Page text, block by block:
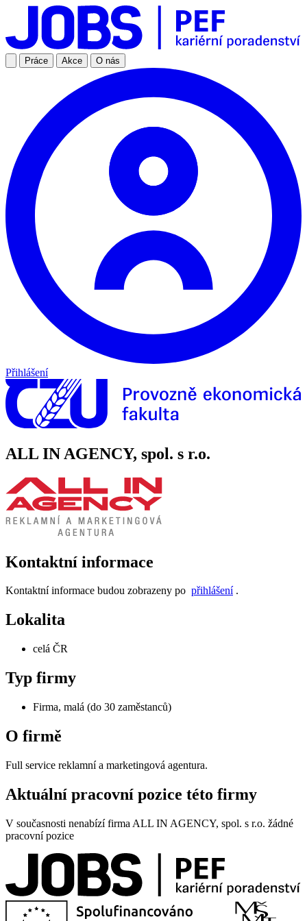
Práce Akce O nás
Přihlášení
ALL IN AGENCY, spol. s r.o.
Kontaktní informace
Kontaktní informace budou zobrazeny po přihlášení.
Lokalita
celá ČR
Typ firmy
Firma, malá (do 30 zaměstanců)
O firmě
Full service reklamní a marketingová agentura.
Aktuální pracovní pozice této firmy
V současnosti nenabízí firma ALL IN AGENCY, spol. s r.o. žádné
pracovní pozice